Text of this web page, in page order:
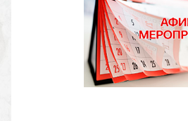
as
s
ni
ki
m p
p
n
k